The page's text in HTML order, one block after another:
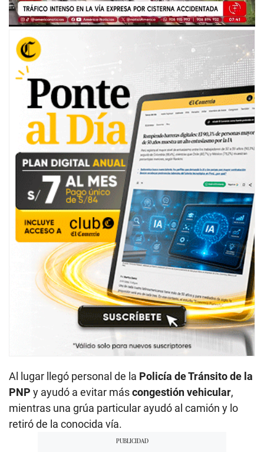
00:00/07:30
Al lugar llegó personal de la Policía de Tránsito de la
PNP y ayudó a evitar máscongestión vehicular,
mientras una grúa particular ayudó al camión y lo
retiró de la conocida vía.